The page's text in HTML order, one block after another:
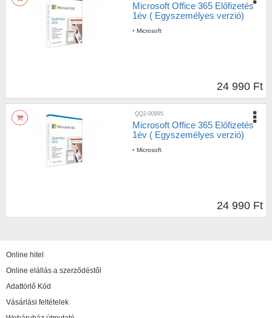
Microsoft Office 365 Előfizetés
1év ( Egyszemélyes verzió)
• Microsoft
24 990 Ft
QQ2-00995
Microsoft Office 365 Előfizetés
1év ( Egyszemélyes verzió)
• Microsoft
24 990 Ft
Online hitel
Online elállás a szerződéstől
Adattörlő Kód
Vásárlási feltételek